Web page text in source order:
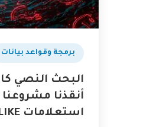
برمجة وقواعد بيانات
البحث النصي
أنقذنا
استعلامات LIKE ‘%…%’؟